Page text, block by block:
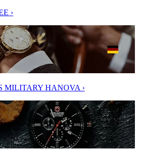
›
MILITARY HANOVA ›